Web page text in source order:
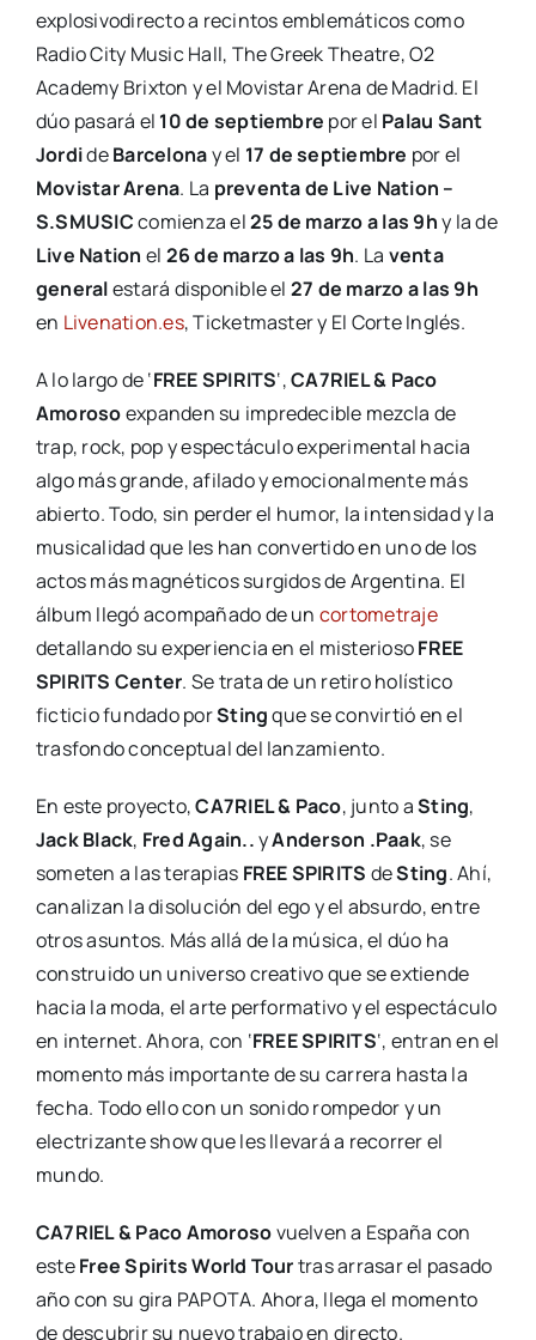
explosivodirecto a recintos emblemáticos como
Radio City Music Hall, The Greek Theatre, O2
Academy Brixton y el Movistar Arena de Madrid. El
dúo pasará el 10 de septiembre por el Palau Sant
JordideBarcelonay el 17 de septiembre por el
Movistar Arena. La preventa de Live Nation –
S.SMUSICcomienza el25 de marzo a las 9hy la de
Live Nation el 26 de marzo a las 9h. La venta
generalestará disponible el 27 de marzo a las 9h
en Livenation.es, Ticketmaster y El Corte Inglés.
A lo largo de ‘FREE SPIRITS‘,CA7RIEL & Paco
Amorosoexpanden su impredecible mezcla de
trap, rock, pop y espectáculo experimental hacia
algo más grande, afilado y emocionalmente más
abierto. Todo, sin perder el humor, la intensidad y la
musicalidad que les han convertido en uno de los
actos más magnéticos surgidos de Argentina. El
álbum llegó acompañado de un cortometraje
detallando su experiencia en el misteriosoFREE
SPIRITS Center. Se trata de un retiro holístico
ficticio fundado porStingque se convirtió en el
trasfondo conceptual del lanzamiento.
En este proyecto,CA7RIEL & Paco, junto aSting,
Jack Black, Fred Again..yAnderson .Paak, se
someten a las terapias FREE SPIRITS deSting. Ahí,
canalizan la disolución del ego y el absurdo, entre
otros asuntos. Más allá de la música, el dúo ha
construido un universo creativo que se extiende
hacia la moda, el arte performativo y el espectáculo
en internet. Ahora, con ‘FREE SPIRITS‘, entran en el
momento más importante de su carrera hasta la
fecha. Todo ello con un sonido rompedor y un
electrizante show que les llevará a recorrer el
mundo.
CA7RIEL & Paco Amorosovuelven a España con
esteFree Spirits World Tourtras arrasar el pasado
año con su gira PAPOTA. Ahora, llega el momento
de descubrir su nuevo trabajo en directo.